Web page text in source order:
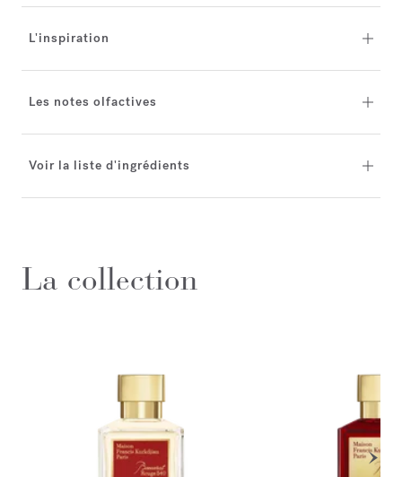
L'inspiration
Les notes olfactives
Voir la liste d'ingrédients
La collection